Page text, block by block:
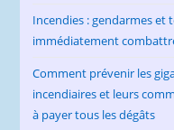
Incendies : gendarmes et
immédiatement
Comment prévenir les
incendiaires et leurs
à payer tous les dégâts